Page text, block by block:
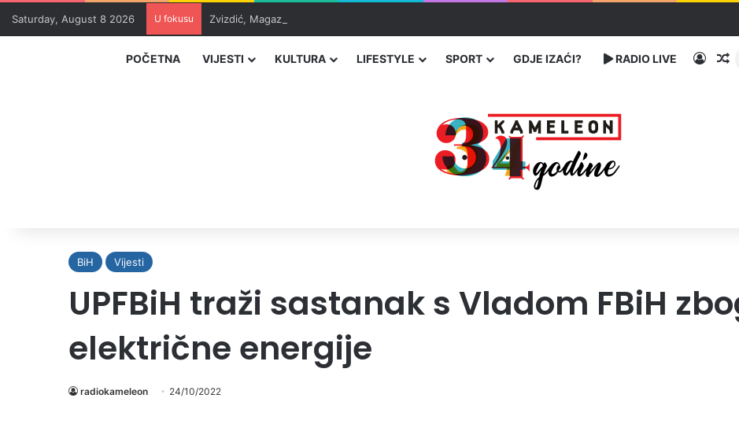
Saturday, August 8 2026 U fokusu Zvizdić, Magazinović i Kojović traže poseban status za Memorijalni centar Srebrenica
POČETNA VIJESTI KULTURA LIFESTYLE SPORT GDJE IZAĆI? RADIO LIVE Prijava
BiH Vijesti
UPFBiH traži sastanak s Vladom FBiH
električne energije
radiokameleon 24/10/2022